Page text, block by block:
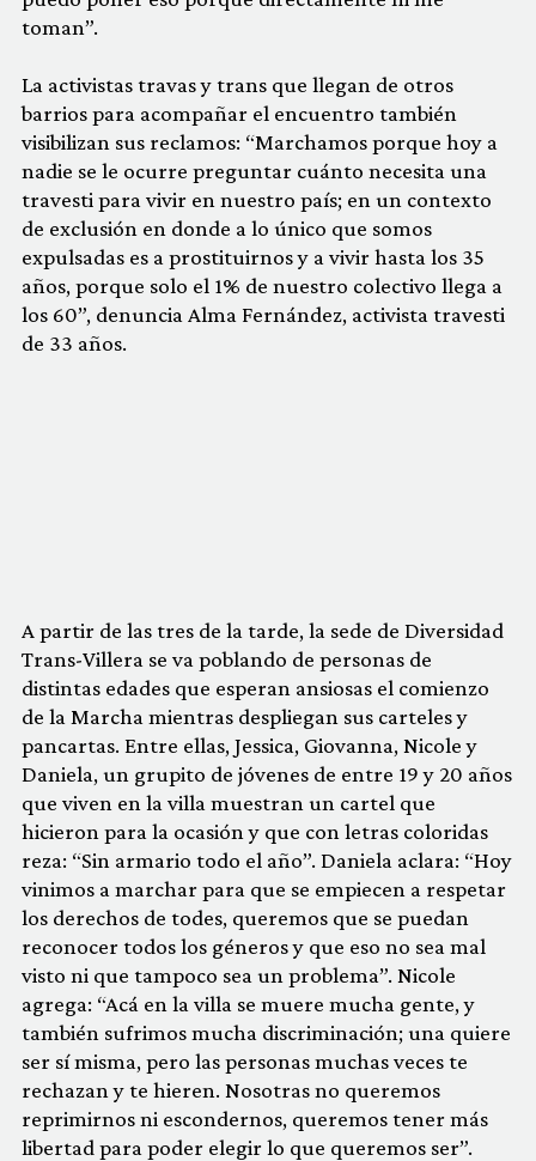
toman”.
La activistas travas y trans que llegan de otros
barrios para acompañar el encuentro también
visibilizan sus reclamos: “Marchamos porque hoy a
nadie se le ocurre preguntar cuánto necesita una
travesti para vivir en nuestro país; en un contexto
de exclusión en donde a lo único que somos
expulsadas es a prostituirnos y a vivir hasta los 35
años, porque solo el 1% de nuestro colectivo llega a
los 60”, denuncia Alma Fernández, activista travesti
de 33 años.
A partir de las tres de la tarde, la sede de Diversidad
Trans-Villera se va poblando de personas de
distintas edades que esperan ansiosas el comienzo
de la Marcha mientras despliegan sus carteles y
pancartas. Entre ellas, Jessica, Giovanna, Nicole y
Daniela, un grupito de jóvenes de entre 19 y 20 años
que viven en la villa muestran un cartel que
hicieron para la ocasión y que con letras coloridas
reza: “Sin armario todo el año”. Daniela aclara: “Hoy
vinimos a marchar para que se empiecen a respetar
los derechos de todes, queremos que se puedan
reconocer todos los géneros y que eso no sea mal
visto ni que tampoco sea un problema”. Nicole
agrega: “Acá en la villa se muere mucha gente, y
también sufrimos mucha discriminación; una quiere
ser sí misma, pero las personas muchas veces te
rechazan y te hieren. Nosotras no queremos
reprimirnos ni escondernos, queremos tener más
libertad para poder elegir lo que queremos ser”.